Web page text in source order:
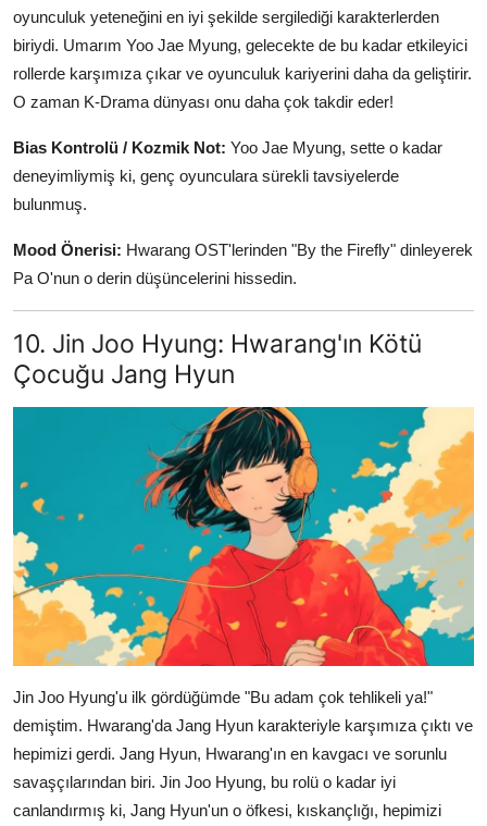
oyunculuk yeteneğini en iyi şekilde sergilediği karakterlerden
biriydi. Umarım Yoo Jae Myung, gelecekte de bu kadar etkileyici
rollerde karşımıza çıkar ve oyunculuk kariyerini daha da geliştirir.
O zaman K-Drama dünyası onu daha çok takdir eder!
Bias Kontrolü / Kozmik Not: Yoo Jae Myung, sette o kadar
deneyimliymiş ki, genç oyunculara sürekli tavsiyelerde
bulunmuş.
Mood Önerisi: Hwarang OST'lerinden "By the Firefly" dinleyerek
Pa O'nun o derin düşüncelerini hissedin.
10. Jin Joo Hyung: Hwarang'ın Kötü
Çocuğu Jang Hyun
Jin Joo Hyung'u ilk gördüğümde "Bu adam çok tehlikeli ya!"
demiştim. Hwarang'da Jang Hyun karakteriyle karşımıza çıktı ve
hepimizi gerdi. Jang Hyun, Hwarang'ın en kavgacı ve sorunlu
savaşçılarından biri. Jin Joo Hyung, bu rolü o kadar iyi
canlandırmış ki, Jang Hyun'un o öfkesi, kıskançlığı, hepimizi